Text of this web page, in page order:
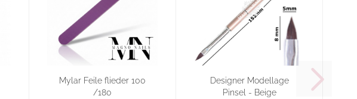
Mylar Feile flieder 100
/180
Designer Modellage
Pinsel - Beige